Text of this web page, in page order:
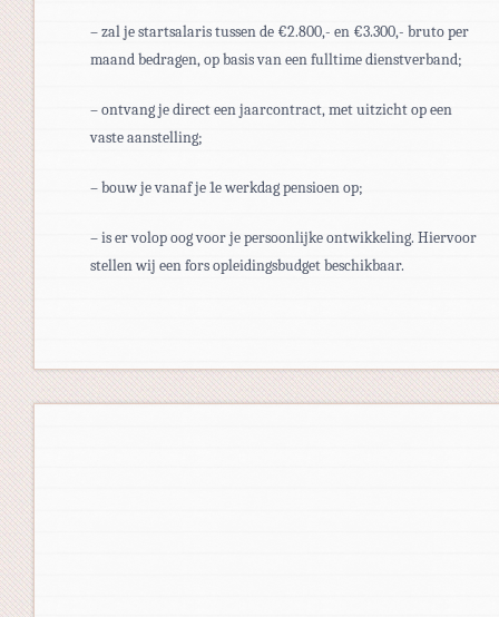
– zal je startsalaris tussen de €2.800,- en €3.300,- bruto per
maand bedragen, op basis van een fulltime dienstverband;
– ontvang je direct een jaarcontract, met uitzicht op een
vaste aanstelling;
– bouw je vanaf je 1e werkdag pensioen op;
– is er volop oog voor je persoonlijke ontwikkeling. Hiervoor
stellen wij een fors opleidingsbudget beschikbaar.